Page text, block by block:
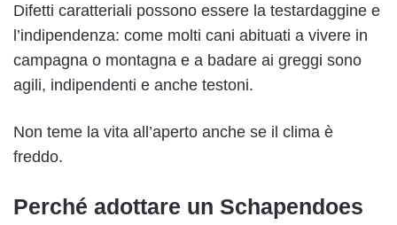
Difetti caratteriali possono essere la testardaggine e
l’indipendenza: come molti cani abituati a vivere in
campagna o montagna e a badare ai greggi sono
agili, indipendenti e anche testoni.
Non teme la vita all’aperto anche se il clima è
freddo.
Perché adottare un Schapendoes